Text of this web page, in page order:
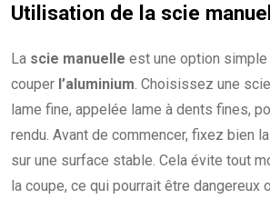
Utilisation de la scie
La scie manuelle est une option
couper l’aluminium. Choisissez une
lame fine, appelée lame à dents fines,
rendu. Avant de commencer, fixez bien
sur une surface stable. Cela évite tout
la coupe, ce qui pourrait être dangereux